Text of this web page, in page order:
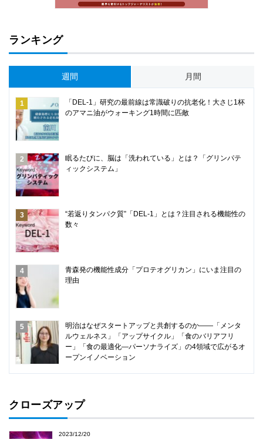
ランキング
週間 月間
「DEL-1」研究の最前線は常識破りの抗老化！大さじ1杯
のアマニ油がウォーキング1時間に匹敵
眠るたびに、脳は「洗われている」とは？「グリンパテ
ィックシステム」
“若返りタンパク質”「DEL-1」とは？注目される機能性の
数々
青森発の機能性成分「プロテオグリカン」にいま注目の
理由
明治はなぜスタートアップと共創するのか――「メンタ
ルウェルネス」「アップサイクル」「食のバリアフリ
ー」「食の最適化―パーソナライズ」の4領域で広がるオ
ープンイノベーション
クローズアップ
2023/12/20